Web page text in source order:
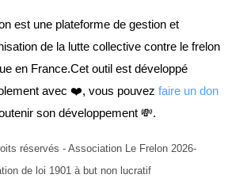
est une plateforme de gestion et
de la lutte collective contre le frelon
en France.Cet outil est développé
avec ❤️, vous pouvez faire un don
son développement 💸.
réservés - Association Le Frelon 2026-
de loi 1901 à but non lucratif